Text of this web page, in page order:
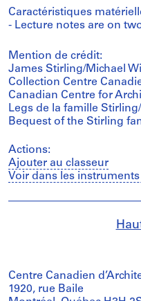
Caractéristiques
- Lecture notes are on
Mention de crédit:
James Stirling/Michael
Collection Centre
Canadian Centre for
Legs de la famille Stirling/
Bequest of the Stirling
Actions:
Ajouter au classeur
Voir dans les
Centre Canadien
1920, rue Baile